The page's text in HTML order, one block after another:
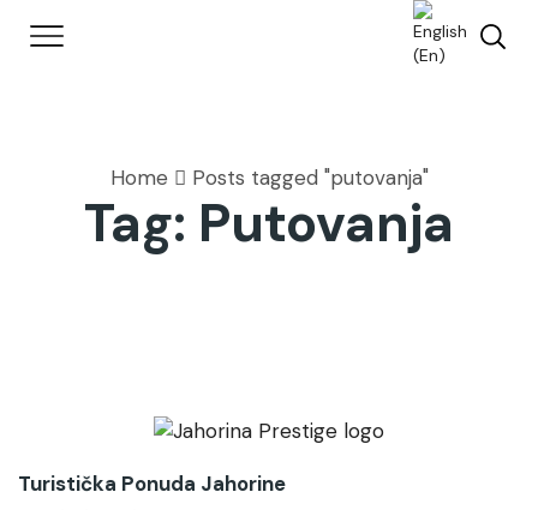
Home Posts tagged "putovanja"
Tag: Putovanja
Turistička Ponuda Jahorine